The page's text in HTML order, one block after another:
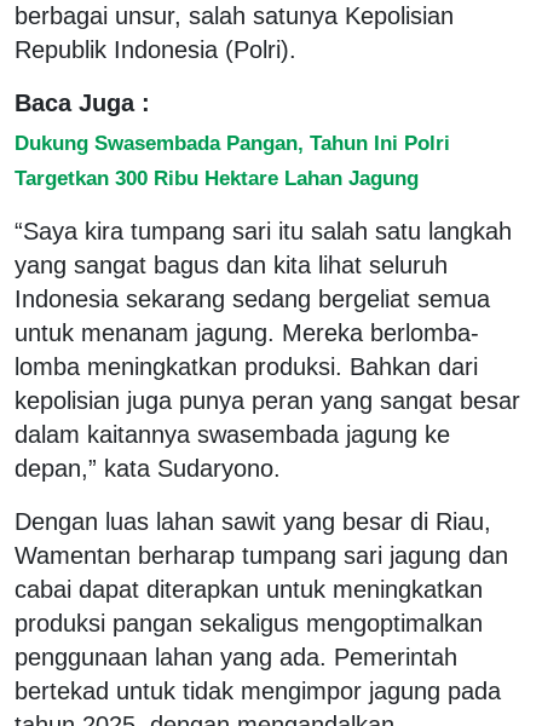
berbagai unsur, salah satunya Kepolisian
Republik Indonesia (Polri).
Baca Juga :
Dukung Swasembada Pangan, Tahun Ini Polri
Targetkan 300 Ribu Hektare Lahan Jagung
“Saya kira tumpang sari itu salah satu langkah
yang sangat bagus dan kita lihat seluruh
Indonesia sekarang sedang bergeliat semua
untuk menanam jagung. Mereka berlomba-
lomba meningkatkan produksi. Bahkan dari
kepolisian juga punya peran yang sangat besar
dalam kaitannya swasembada jagung ke
depan,” kata Sudaryono.
Dengan luas lahan sawit yang besar di Riau,
Wamentan berharap tumpang sari jagung dan
cabai dapat diterapkan untuk meningkatkan
produksi pangan sekaligus mengoptimalkan
penggunaan lahan yang ada. Pemerintah
bertekad untuk tidak mengimpor jagung pada